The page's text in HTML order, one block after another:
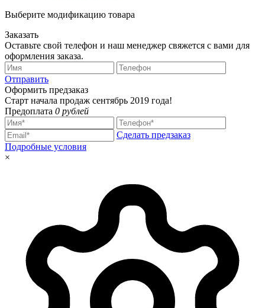
Выберите модификацию товара
Заказать
Оставьте свой телефон и наш менеджер свяжется с вами для
оформления заказа.
Отправить
Оформить предзаказ
Старт начала продаж сентябрь 2019 года!
Предоплата 0 рублей
Сделать предзаказ
Подробные условия
×